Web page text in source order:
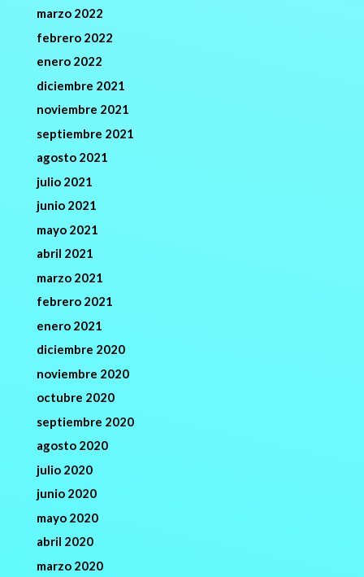
marzo 2022
febrero 2022
enero 2022
diciembre 2021
noviembre 2021
septiembre 2021
agosto 2021
julio 2021
junio 2021
mayo 2021
abril 2021
marzo 2021
febrero 2021
enero 2021
diciembre 2020
noviembre 2020
octubre 2020
septiembre 2020
agosto 2020
julio 2020
junio 2020
mayo 2020
abril 2020
marzo 2020